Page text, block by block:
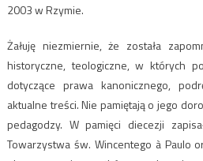
2003 w Rzymie.
Żałuję niezmiernie, że została
historyczne, teologiczne, w których
dotyczące prawa kanonicznego,
aktualne treści. Nie pamiętają o jego
pedagodzy. W pamięci diecezji
Towarzystwa św. Wincentego à Paulo